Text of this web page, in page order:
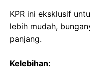
KPR ini eksklusif
lebih mudah,
panjang.
Kelebihan: